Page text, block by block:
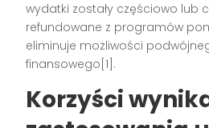
wydatki zostały częściowo lub
refundowane z programów
eliminuje możliwości
finansowego[1].
Korzyści